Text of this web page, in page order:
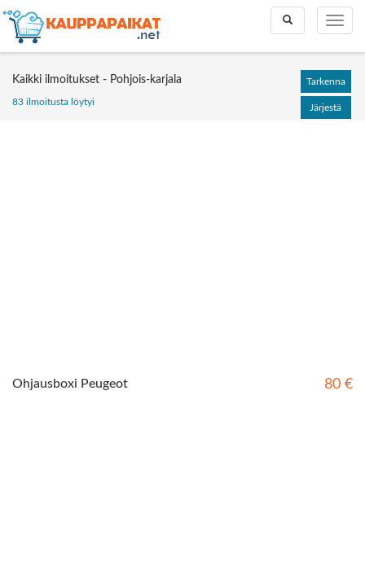
Toggle
Toggle
search
Kaikki ilmoitukset - Pohjois-karjala
83 ilmoitusta löytyi
Tarkenna
Järjestä
Ohjausboxi Peugeot 80 €